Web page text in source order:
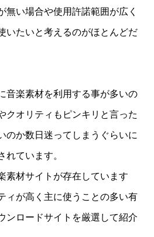
無い場合や使用許諾範囲が広く
いたいと考えるのがほとんどだ
音楽素材を利用する事が多いの
クオリティもピンキリと言った
のか数日迷ってしまうぐらいに
れています。
素材サイトが存在しています
ィが高く主に使うことの多い有
ンロードサイトを厳選して紹介